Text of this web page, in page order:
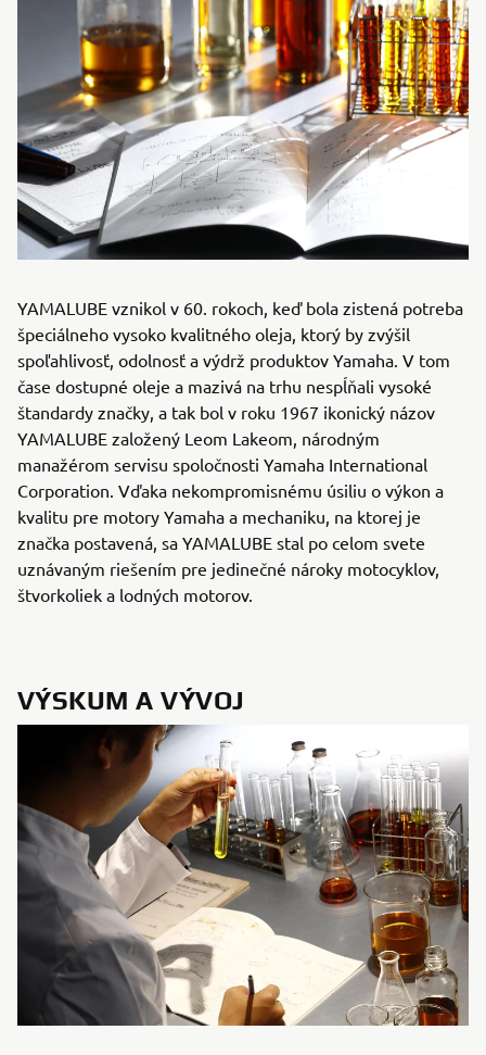
YAMALUBE vznikol v 60. rokoch, keď bola zistená potreba
špeciálneho vysoko kvalitného oleja, ktorý by zvýšil
spoľahlivosť, odolnosť a výdrž produktov Yamaha. V tom
čase dostupné oleje a mazivá na trhu nespĺňali vysoké
štandardy značky, a tak bol v roku 1967 ikonický názov
YAMALUBE založený Leom Lakeom, národným
manažérom servisu spoločnosti Yamaha International
Corporation. Vďaka nekompromisnému úsiliu o výkon a
kvalitu pre motory Yamaha a mechaniku, na ktorej je
značka postavená, sa YAMALUBE stal po celom svete
uznávaným riešením pre jedinečné nároky motocyklov,
štvorkoliek a lodných motorov.
VÝSKUM A VÝVOJ